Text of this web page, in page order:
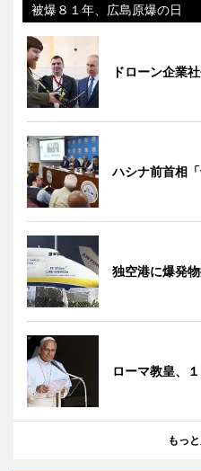
被爆８１年、広島原爆の日
ドローン企業
ハシナ前首相
独空港に爆発
ローマ教皇、
もっ